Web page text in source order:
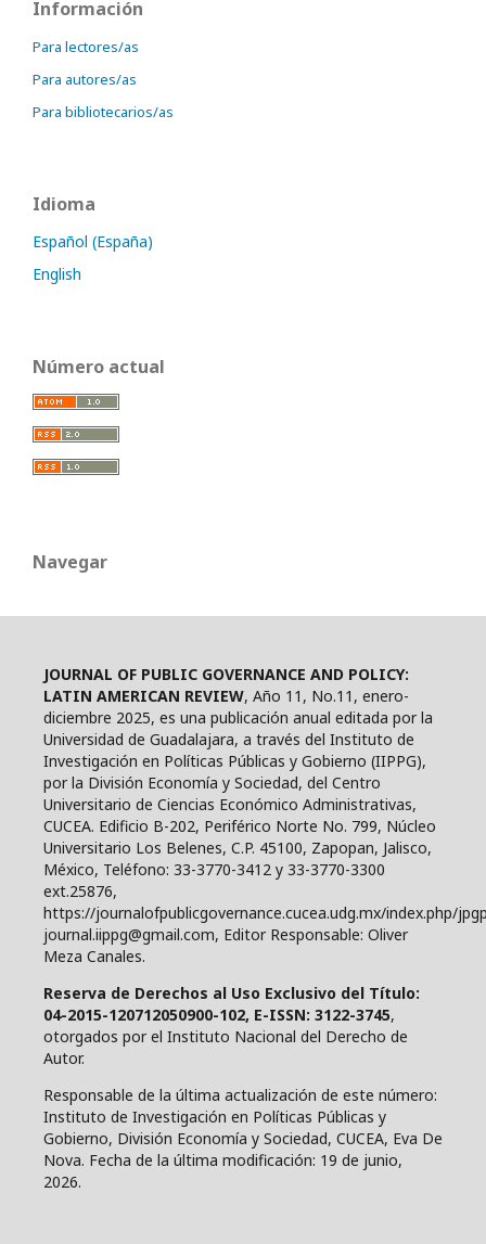
Información
Para lectores/as
Para autores/as
Para bibliotecarios/as
Idioma
Español (España)
English
Número actual
Navegar
JOURNAL OF PUBLIC GOVERNANCE AND POLICY:
LATIN AMERICAN REVIEW, Año 11, No.11, enero-
diciembre 2025, es una publicación anual editada por la
Universidad de Guadalajara, a través del Instituto de
Investigación en Políticas Públicas y Gobierno (IIPPG),
por la División Economía y Sociedad, del Centro
Universitario de Ciencias Económico Administrativas,
CUCEA. Edificio B-202, Periférico Norte No. 799, Núcleo
Universitario Los Belenes, C.P. 45100, Zapopan, Jalisco,
México, Teléfono: 33-3770-3412 y 33-3770-3300
ext.25876,
https://journalofpublicgovernance.cucea.udg.mx/index.php/
journal.iippg@gmail.com, Editor Responsable: Oliver
Meza Canales.
Reserva de Derechos al Uso Exclusivo del Título:
04-2015-120712050900-102, E-ISSN: 3122-3745,
otorgados por el Instituto Nacional del Derecho de
Autor.
Responsable de la última actualización de este número:
Instituto de Investigación en Políticas Públicas y
Gobierno, División Economía y Sociedad, CUCEA, Eva De
Nova. Fecha de la última modificación: 19 de junio,
2026.